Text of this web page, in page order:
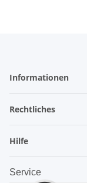
Informationen
Rechtliches
Hilfe
Service